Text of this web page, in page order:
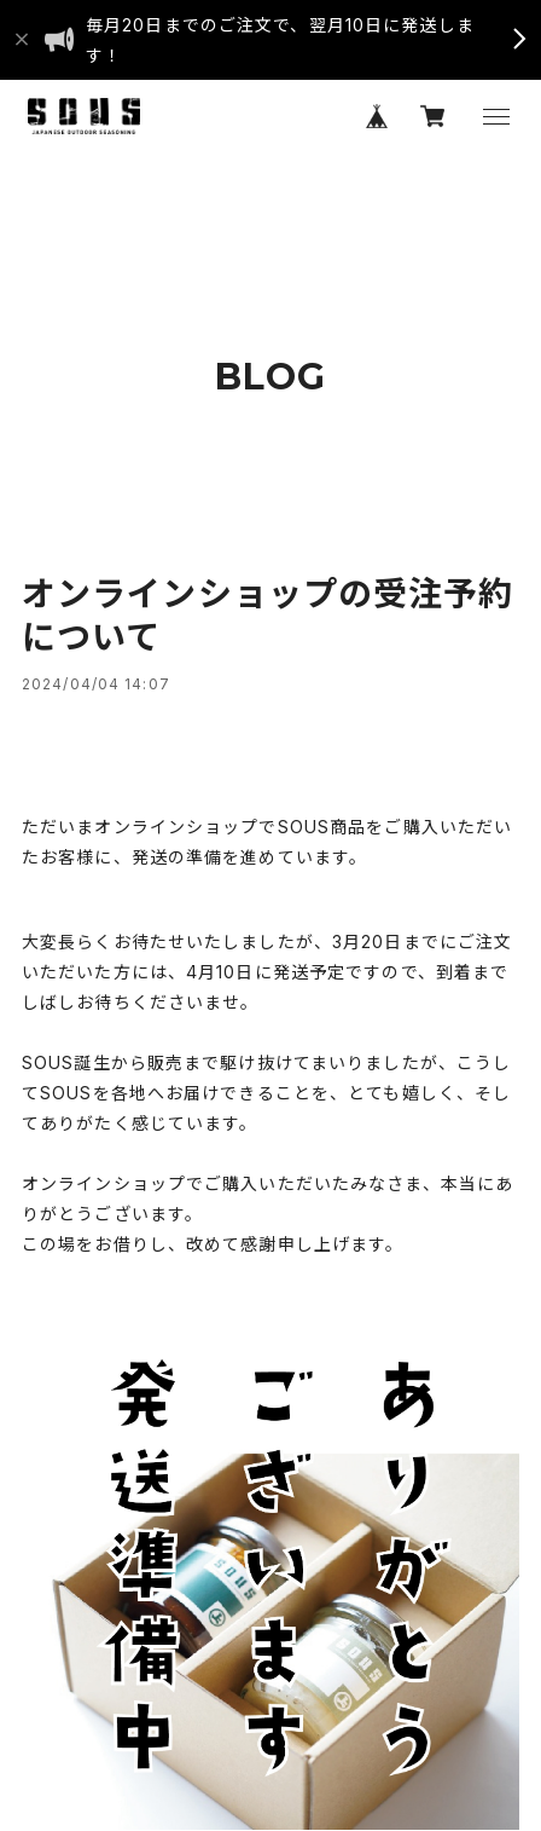
毎月20日までのご注文で、翌月10日に発送しま
す！
BLOG
オンラインショップの受注予約
について
2024/04/04 14:07
ただいまオンラインショップでSOUS商品をご購入いただい
たお客様に、発送の準備を進めています。
大変長らくお待たせいたしましたが、3月20日までにご注文
いただいた方には、4月10日に発送予定ですので、到着まで
しばしお待ちくださいませ。
SOUS誕生から販売まで駆け抜けてまいりましたが、こうし
てSOUSを各地へお届けできることを、とても嬉しく、そし
てありがたく感じています。
オンラインショップでご購入いただいたみなさま、本当にあ
りがとうございます。
この場をお借りし、改めて感謝申し上げます。